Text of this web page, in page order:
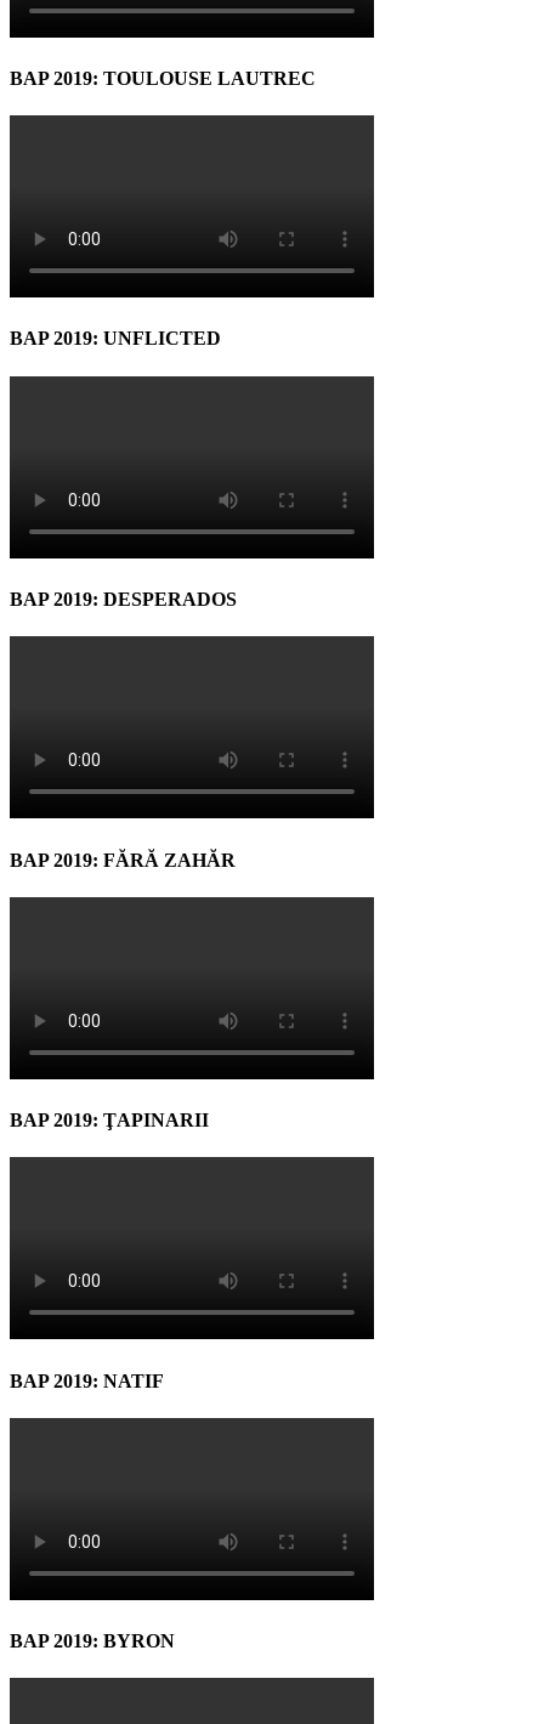
BAP 2019: TOULOUSE LAUTREC
BAP 2019: UNFLICTED
BAP 2019: DESPERADOS
BAP 2019: FĂRĂ ZAHĂR
BAP 2019: ŢAPINARII
BAP 2019: NATIF
BAP 2019: BYRON